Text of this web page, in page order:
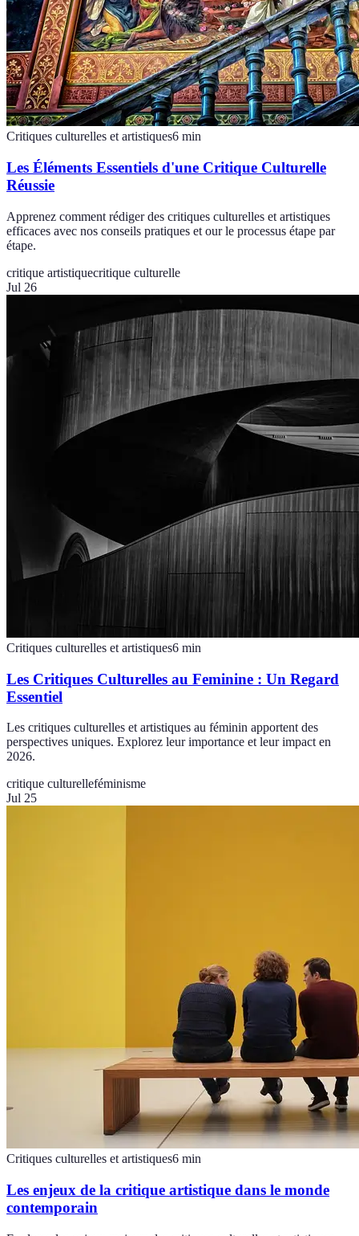
Critiques culturelles et artistiques6 min
Les Éléments Essentiels d'une Critique Culturelle
Réussie
Apprenez comment rédiger des critiques culturelles et artistiques
efficaces avec nos conseils pratiques et our le processus étape par
étape.
critique artistiquecritique culturelle
Jul 26
Critiques culturelles et artistiques6 min
Les Critiques Culturelles au Feminine : Un Regard
Essentiel
Les critiques culturelles et artistiques au féminin apportent des
perspectives uniques. Explorez leur importance et leur impact en
2026.
critique culturelleféminisme
Jul 25
Critiques culturelles et artistiques6 min
Les enjeux de la critique artistique dans le monde
contemporain